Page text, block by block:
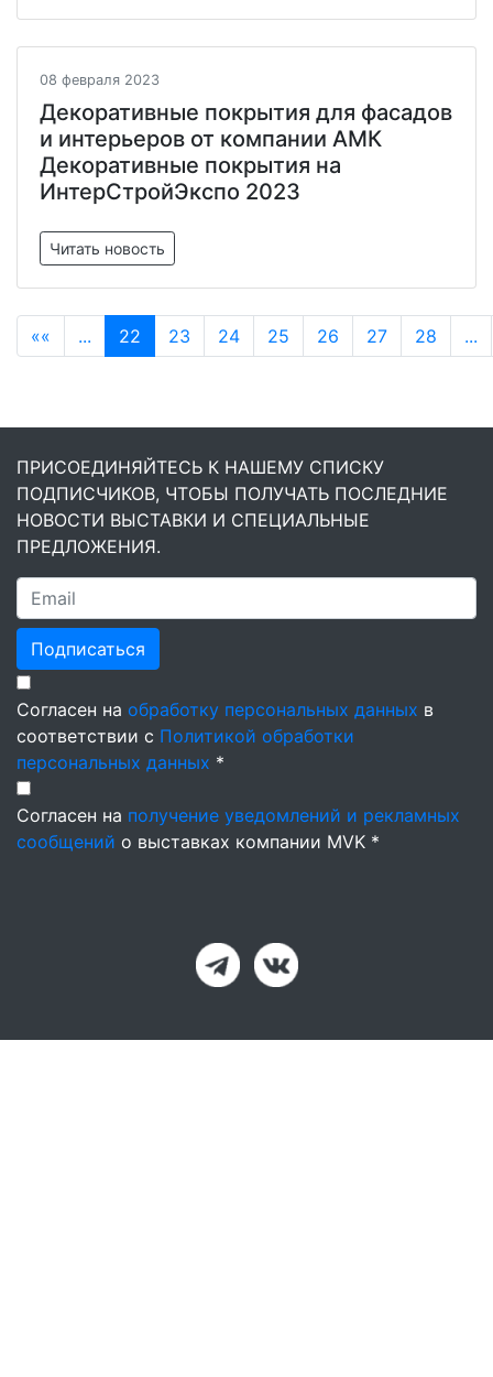
08 февраля 2023
Декоративные покрытия для фасадов
и интерьеров от компании АМК
Декоративные покрытия на
ИнтерСтройЭкспо 2023
Читать новость
«« ... 22 23 24 25 26 27 28 ...
ПРИСОЕДИНЯЙТЕСЬ К НАШЕМУ СПИСКУ
ПОДПИСЧИКОВ, ЧТОБЫ ПОЛУЧАТЬ ПОСЛЕДНИЕ
НОВОСТИ ВЫСТАВКИ И СПЕЦИАЛЬНЫЕ
ПРЕДЛОЖЕНИЯ.
Подписаться
Согласен на обработку персональных данных в
соответствии с Политикой обработки
персональных данных *
Согласен на получение уведомлений и рекламных
сообщений о выставках компании MVK *